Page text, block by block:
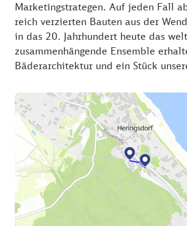
Marketingstrategen. Auf jeden Fall
reich verzierten Bauten aus der
in das 20. Jahrhundert heute das
zusammenhängende Ensemble
Bäderarchitektur und ein Stück